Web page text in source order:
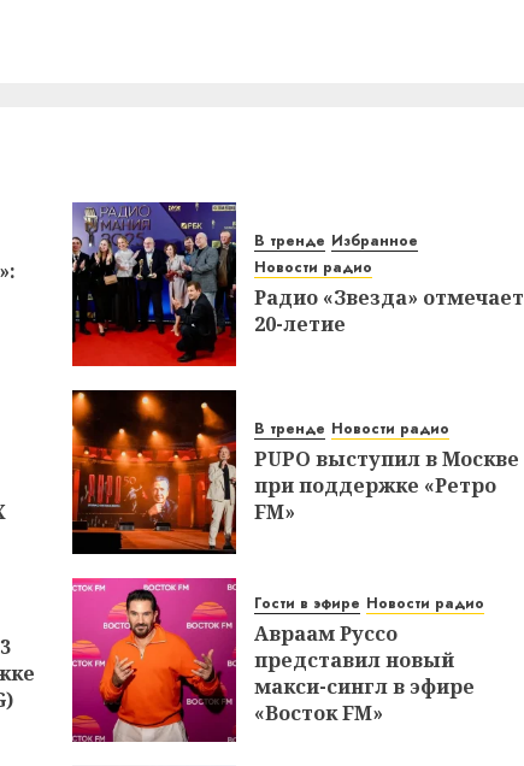
В тренде Избранное
Новости радио
Радио «Звезда» отмечает
20-летие
В тренде Новости радио
PUPO выступил в Москве
при поддержке «Ретро
FM»
Гости в эфире Новости радио
Авраам Руссо
представил новый
макси-сингл в эфире
«Восток FM»